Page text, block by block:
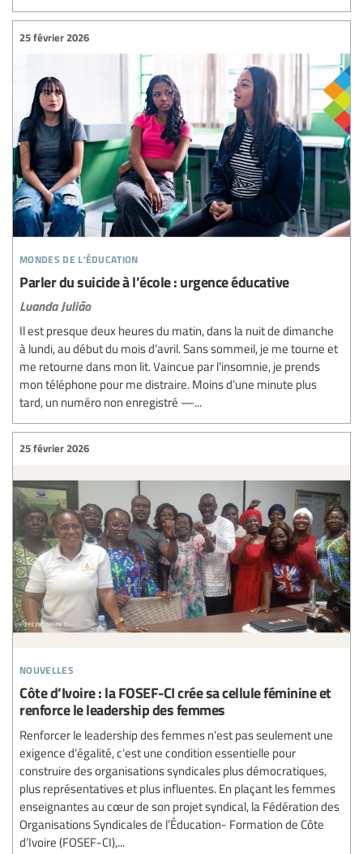
mondes de l'éducation
25 février 2026
Parler du suicide à l’école : urgence éducative
Luanda Julião
Il est presque deux heures du matin, dans la nuit de dimanche
à lundi, au début du mois d’avril. Sans sommeil, je me tourne et
me retourne dans mon lit. Vaincue par l’insomnie, je prends
mon téléphone pour me distraire. Moins d’une minute plus
tard, un numéro non enregistré —...
nouvelles
25 février 2026
Côte d’Ivoire : la FOSEF-CI crée sa cellule féminine et
renforce le leadership des femmes
Renforcer le leadership des femmes n’est pas seulement une
exigence d’égalité, c’est une condition essentielle pour
construire des organisations syndicales plus démocratiques,
plus représentatives et plus influentes. En plaçant les femmes
enseignantes au cœur de son projet syndical, la Fédération des
Organisations Syndicales de l’Éducation- Formation de Côte
d’Ivoire (FOSEF-CI),...